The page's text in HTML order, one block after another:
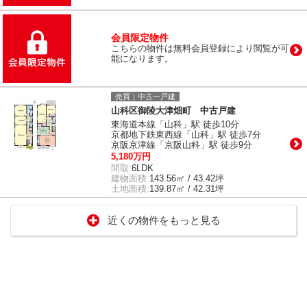
会員限定物件
こちらの物件は無料会員登録により閲覧が可
能になります。
売買｜中古一戸建
山科区御陵大津畑町 中古戸建
東海道本線「山科」駅 徒歩10分
京都地下鉄東西線「山科」駅 徒歩7分
京阪京津線「京阪山科」駅 徒歩9分
5,180万円
間取:6LDK
建物面積:143.56㎡ / 43.42坪
土地面積:139.87㎡ / 42.31坪
近くの物件をもっと見る